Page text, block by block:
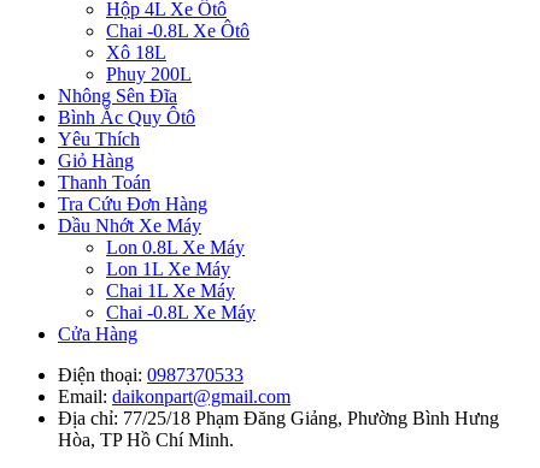
Hộp 4L Xe Ôtô
Chai -0.8L Xe Ôtô
Xô 18L
Phuy 200L
Nhông Sên Đĩa
Bình Ắc Quy Ôtô
Yêu Thích
Giỏ Hàng
Thanh Toán
Tra Cứu Đơn Hàng
Dầu Nhớt Xe Máy
Lon 0.8L Xe Máy
Lon 1L Xe Máy
Chai 1L Xe Máy
Chai -0.8L Xe Máy
Cửa Hàng
Điện thoại: 0987370533
Email: daikonpart@gmail.com
Địa chỉ: 77/25/18 Phạm Đăng Giảng, Phường Bình Hưng
Hòa, TP Hồ Chí Minh.